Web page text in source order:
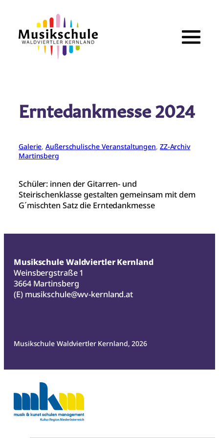
springen
Erntedankmesse 2024
Galerie, Außerschulische Veranstaltungen, ZZ-Archiv
Martinsberg
Schüler: innen der Gitarren- und
Steirischenklasse gestalten gemeinsam mit dem
G´mischten Satz die Erntedankmesse
Musikschule Waldviertler Kernland
Weinsbergstraße 1
3664 Martinsberg
(E) musikschule@wv-kernland.at
Musikschule Waldviertler Kernland, 2026